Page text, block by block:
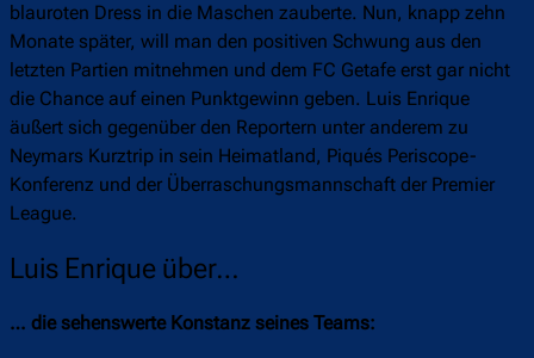
blauroten Dress in die Maschen zauberte. Nun, knapp zehn
Monate später, will man den positiven Schwung aus den
letzten Partien mitnehmen und dem FC Getafe erst gar nicht
die Chance auf einen Punktgewinn geben. Luis Enrique
äußert sich gegenüber den Reportern unter anderem zu
Neymars Kurztrip in sein Heimatland, Piqués Periscope-
Konferenz und der Überraschungsmannschaft der Premier
League.
Luis Enrique über…
… die sehenswerte Konstanz seines Teams: